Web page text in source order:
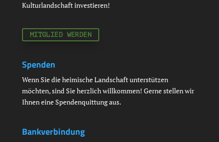
Kulturlandschaft investieren!
MITGLIED WERDEN
Spenden
Wenn Sie die heimische Landschaft unterstützen
möchten, sind Sie herzlich willkommen! Gerne stellen wir
Ihnen eine Spendenquittung aus.
Bankverbindung